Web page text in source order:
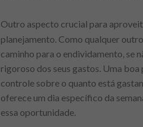
Outro aspecto crucial para
planejamento. Como qualquer
caminho para o endividamento, se
rigoroso dos seus gastos. Uma
controle sobre o quanto está
oferece um dia específico da
essa oportunidade.